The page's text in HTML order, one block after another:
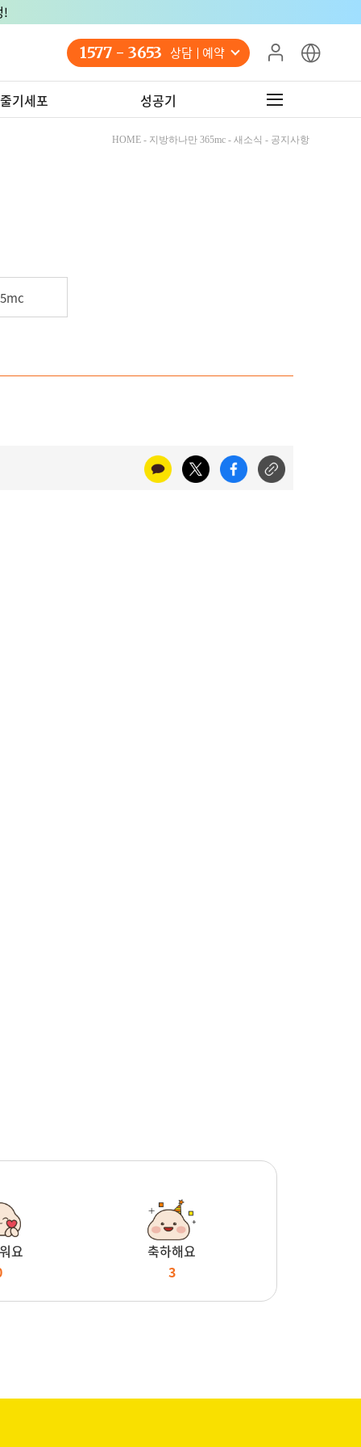
!
1577 - 3653 상담 예약
기세포 성공기
HOME - 지방하나만 365mc - 새소식 - 공지사항
요
축하해요
3